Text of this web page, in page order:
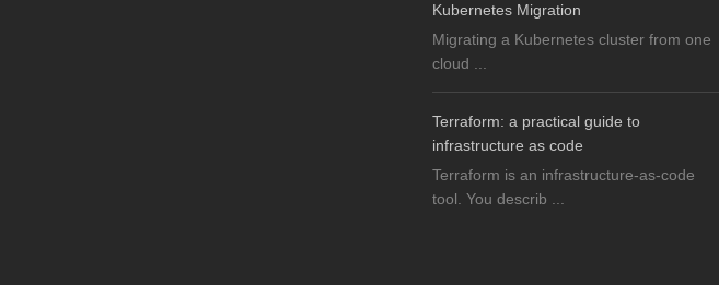
Kubernetes Migration
Migrating a Kubernetes cluster from one
cloud ...
Terraform: a practical guide to
infrastructure as code
Terraform is an infrastructure-as-code
tool. You describ ...